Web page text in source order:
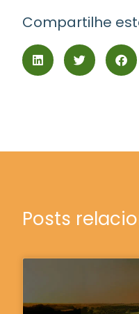
Compartilhe
Posts